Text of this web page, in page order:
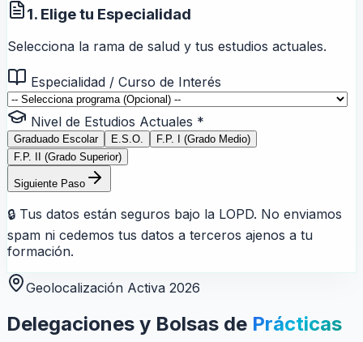
1. Elige tu Especialidad
Selecciona la rama de salud y tus estudios actuales.
Especialidad / Curso de Interés
Nivel de Estudios Actuales *
Graduado Escolar E.S.O.
F.P. I (Grado Medio)
F.P. II (Grado Superior)
Siguiente Paso
🔒 Tus datos están seguros bajo la LOPD. No enviamos
spam ni cedemos tus datos a terceros ajenos a tu
formación.
Geolocalización Activa 2026
Delegaciones y Bolsas de Prácticas